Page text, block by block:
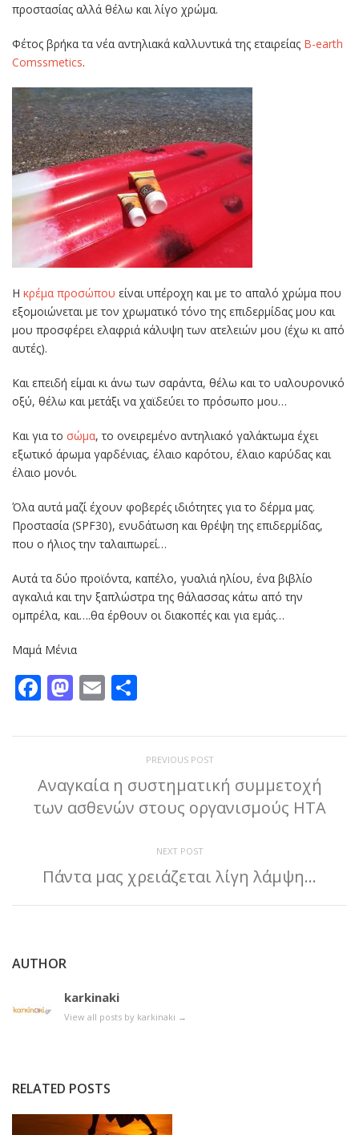
προστασίας αλλά θέλω και λίγο χρώμα.
Φέτος βρήκα τα νέα αντηλιακά καλλυντικά της εταιρείας B-earth
Comssmetics.
Η κρέμα προσώπου είναι υπέροχη και με το απαλό χρώμα που
εξομοιώνεται με τον χρωματικό τόνο της επιδερμίδας μου και
μου προσφέρει ελαφριά κάλυψη των ατελειών μου (έχω κι από
αυτές).
Και επειδή είμαι κι άνω των σαράντα, θέλω και το υαλουρονικό
οξύ, θέλω και μετάξι να χαϊδεύει το πρόσωπο μου…
Και για το σώμα, το ονειρεμένο αντηλιακό γαλάκτωμα έχει
εξωτικό άρωμα γαρδένιας, έλαιο καρότου, έλαιο καρύδας και
έλαιο μονόι.
Όλα αυτά μαζί έχουν φοβερές ιδιότητες για το δέρμα μας.
Προστασία (SPF30), ενυδάτωση και θρέψη της επιδερμίδας,
που ο ήλιος την ταλαιπωρεί…
Αυτά τα δύο προϊόντα, καπέλο, γυαλιά ηλίου, ένα βιβλίο
αγκαλιά και την ξαπλώστρα της θάλασσας κάτω από την
ομπρέλα, και….θα έρθουν οι διακοπές και για εμάς…
Μαμά Μένια
Facebook
Mastodon
Email
PREVIOUS POST
Αναγκαία η συστηματική συμμετοχή
των ασθενών στους οργανισμούς ΗΤΑ
NEXT POST
Πάντα μας χρειάζεται λίγη λάμψη…
AUTHOR
karkinaki
View all posts by karkinaki →
RELATED POSTS